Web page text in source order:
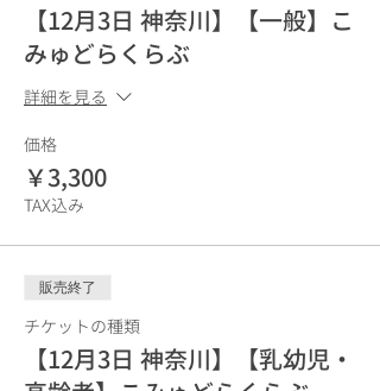
【12月3日 神奈川】【一般】こ
みゅどらくらぶ
詳細を見る
価格
￥3,300
TAX込み
販売終了
チケットの種類
【12月3日 神奈川】【乳幼児・